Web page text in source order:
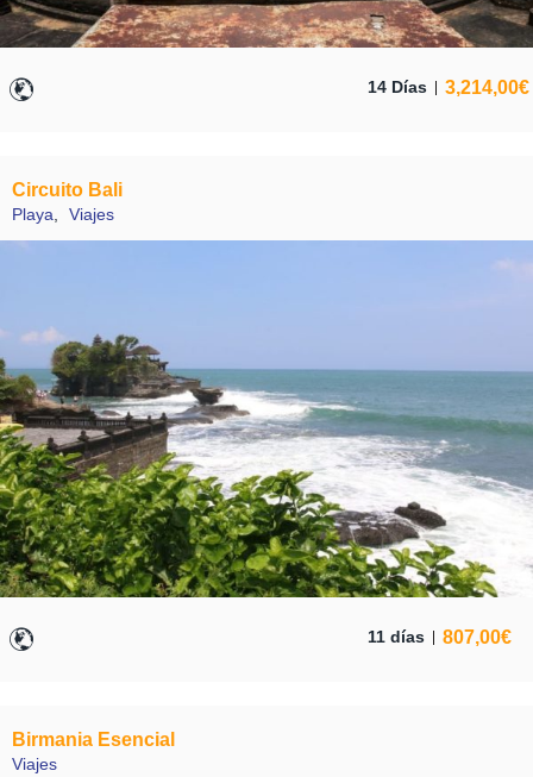
14 Días 3,214,00€
Circuito Bali
Playa, Viajes
11 días 807,00€
Birmania Esencial
Viajes